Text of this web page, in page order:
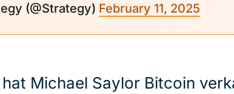
(@Strategy) February 11, 2025
Michael Saylor Bitcoin